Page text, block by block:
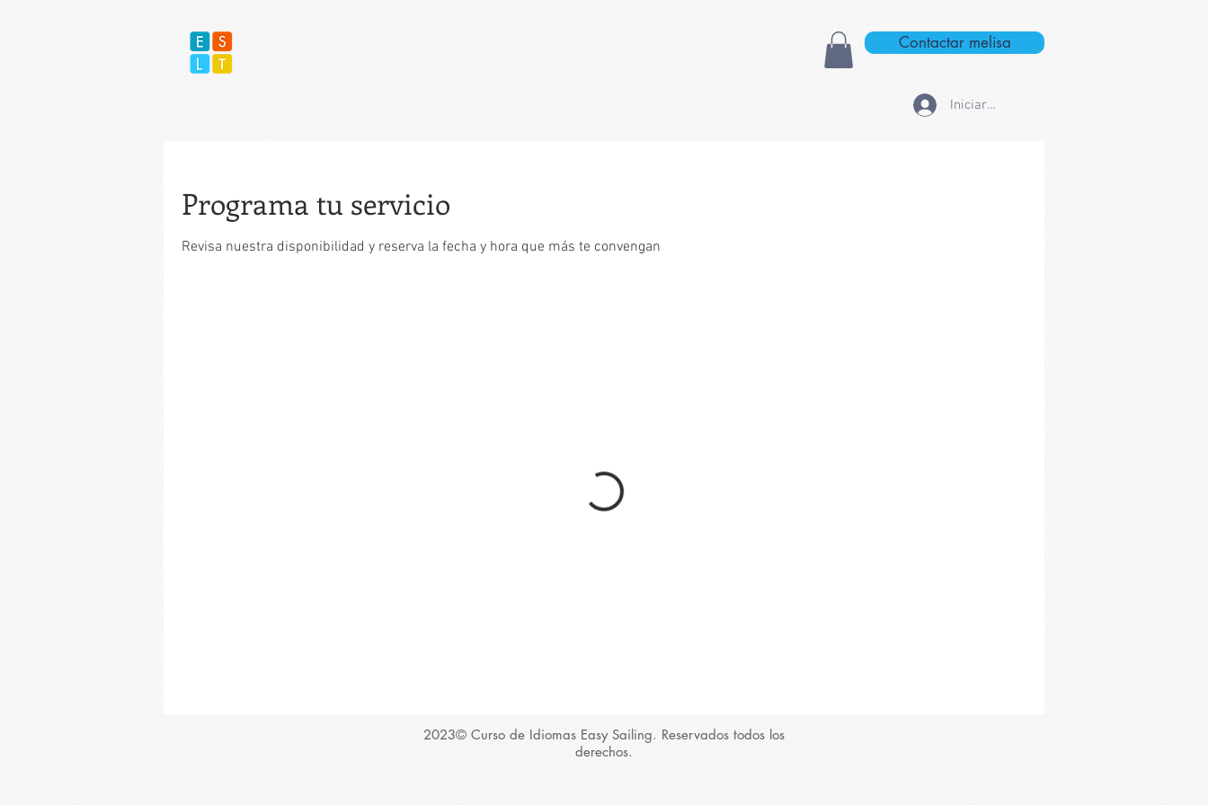
Contactar melisa
Iniciar sesión
Programa tu servicio
Revisa nuestra disponibilidad y reserva la fecha y hora que más te convengan
2023© Curso de Idiomas Easy Sailing. Reservados todos los
derechos.